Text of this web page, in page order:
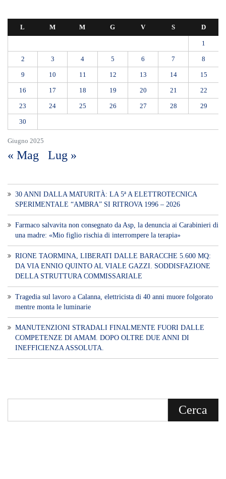
Giugno 2025
L M M G V S D
1
2 3 4 5 6 7 8
9 10 11 12 13 14 15
16 17 18 19 20 21 22
23 24 25 26 27 28 29
30
« Mag Lug »
30 ANNI DALLA MATURITÀ: LA 5ª A ELETTROTECNICA
SPERIMENTALE “AMBRA” SI RITROVA 1996 – 2026
Farmaco salvavita non consegnato da Asp, la denuncia ai Carabinieri di
una madre: «Mio figlio rischia di interrompere la terapia»
RIONE TAORMINA, LIBERATI DALLE BARACCHE 5.600 MQ:
DA VIA ENNIO QUINTO AL VIALE GAZZI. SODDISFAZIONE
DELLA STRUTTURA COMMISSARIALE
Tragedia sul lavoro a Calanna, elettricista di 40 anni muore folgorato
mentre monta le luminarie
MANUTENZIONI STRADALI FINALMENTE FUORI DALLE
COMPETENZE DI AMAM. DOPO OLTRE DUE ANNI DI
INEFFICIENZA ASSOLUTA.